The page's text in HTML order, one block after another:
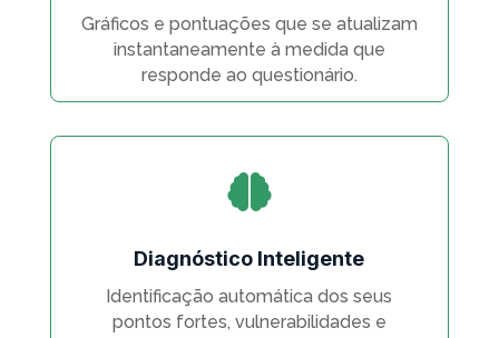
Gráficos e pontuações que se atualizam
instantaneamente à medida que
responde ao questionário.

Diagnóstico Inteligente
Identificação automática dos seus
pontos fortes, vulnerabilidades e